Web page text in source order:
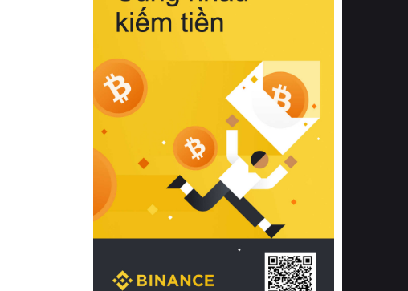
Bên cạnh đó, việc lựa chọn các dòng
sản phẩm đạt chuẩn chất lượng quốc
tế còn giúp ngăn ngừa tình trạng kích
khuẩn và nấm mốc trong điều kiện
thời tiết nóng ẩm. Bạn có thể tìm hiểu
thêm các nghiên cứu khoa học về tác
động của giấc ngủ và môi trường
phòng ngủ đối với sức khỏe con
người tại Sleep Foundation (External
Link) để có cái nhìn toàn diện hơn.
2. Các tiêu chí vàng khi lựa chọn
chăn ga gối đệm cao cấp cho phòng
ngủ
Để sở hữu một bộ chăn ga gối đệm
cao cấp hoàn hảo cả về thẩm mỹ lẫn
công năng, người tiêu dùng cần cân
nhắc kỹ lưỡng các tiêu chí quan trọng